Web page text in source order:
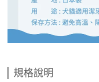
規格說明